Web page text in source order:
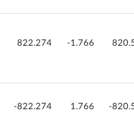
822.274 -1.766
-822.274 1.766 -